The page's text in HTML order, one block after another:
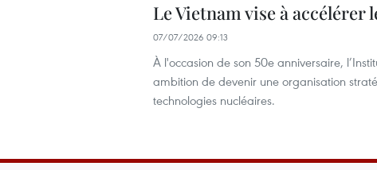
Le Vietnam vise à accélérer
07/07/2026 09:13
À l'occasion de son 50e anniversaire,
ambition de devenir une organisation
technologies nucléaires.